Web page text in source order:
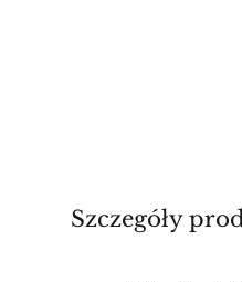
Szczegóły